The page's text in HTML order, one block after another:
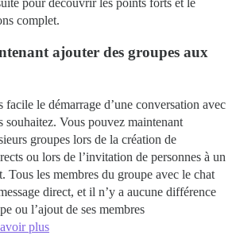
pour découvrir les points forts et le
complet.
ajouter des groupes aux
le démarrage d’une conversation avec
souhaitez. Vous pouvez maintenant
groupes lors de la création de
ou lors de l’invitation de personnes à un
Tous les membres du groupe avec le chat
direct, et il n’y a aucune différence
ou l’ajout de ses membres
plus